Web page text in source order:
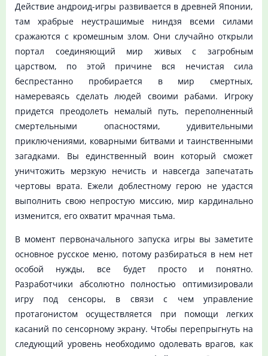
Действие андроид-игры развивается в древней Японии,
там храбрые неустрашимые ниндзя всеми силами
сражаются с кромешным злом. Они случайно открыли
портал соединяющий мир живых с загробным
царством, по этой причине вся нечистая сила
беспрестанно пробирается в мир смертных,
намереваясь сделать людей своими рабами. Игроку
придется преодолеть немалый путь, переполненный
смертельными опасностями, удивительными
приключениями, коварными битвами и таинственными
загадками. Вы единственный воин который сможет
уничтожить мерзкую нечисть и навсегда запечатать
чертовы врата. Ежели доблестному герою не удастся
выполнить свою непростую миссию, мир кардинально
изменится, его охватит мрачная тьма.
В момент первоначального запуска игры вы заметите
основное русское меню, потому разбираться в нем нет
особой нужды, все будет просто и понятно.
Разработчики абсолютно полностью оптимизировали
игру под сенсоры, в связи с чем управление
протагонистом осуществляется при помощи легких
касаний по сенсорному экрану. Чтобы перепрыгнуть на
следующий уровень необходимо одолевать врагов, как